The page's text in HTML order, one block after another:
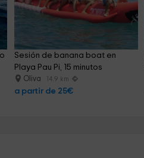
Sesión de banana boat en
Playa Pau Pi, 15 minutos
Oliva 14.9 km
a partir de 25€